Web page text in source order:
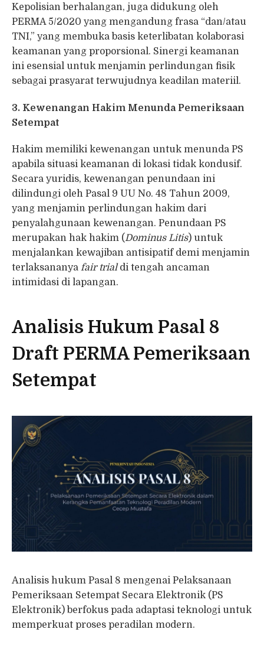
Kepolisian berhalangan, juga didukung oleh
PERMA 5/2020 yang mengandung frasa “dan/atau
TNI,” yang membuka basis keterlibatan kolaborasi
keamanan yang proporsional. Sinergi keamanan
ini esensial untuk menjamin perlindungan fisik
sebagai prasyarat terwujudnya keadilan materiil.
3. Kewenangan Hakim Menunda Pemeriksaan
Setempat
Hakim memiliki kewenangan untuk menunda PS
apabila situasi keamanan di lokasi tidak kondusif.
Secara yuridis, kewenangan penundaan ini
dilindungi oleh Pasal 9 UU No. 48 Tahun 2009,
yang menjamin perlindungan hakim dari
penyalahgunaan kewenangan. Penundaan PS
merupakan hak hakim (Dominus Litis) untuk
menjalankan kewajiban antisipatif demi menjamin
terlaksananya fair trialdi tengah ancaman
intimidasi di lapangan.
Analisis Hukum Pasal 8
Draft PERMA Pemeriksaan
Setempat
Analisis hukum Pasal 8 mengenai Pelaksanaan
Pemeriksaan Setempat Secara Elektronik (PS
Elektronik) berfokus pada adaptasi teknologi untuk
memperkuat proses peradilan modern.